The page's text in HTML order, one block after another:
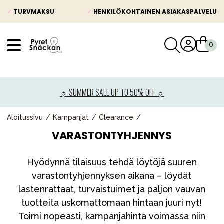
✓ TURVMAKSU ✓ HENKILÖKOHTAINEN ASIAKASPALVELU
☼ SUMMER SALE UP TO 50% OFF ☼
Aloitussivu Kampanjat Clearance
VARASTONTYHJENNYS
Hyödynnä tilaisuus tehdä löytöjä suuren
varastontyhjennyksen aikana – löydät
lastenrattaat, turvaistuimet ja paljon vauvan
tuotteita uskomattomaan hintaan juuri nyt!
Toimi nopeasti, kampanjahinta voimassa niin
Lastenvaunut
Lasten turvaistuimet
Vauvan paketti
Lapsi & vauva
Lelut ja pelit
Äiti & Isä
Huonekalut & vuodevaatteet